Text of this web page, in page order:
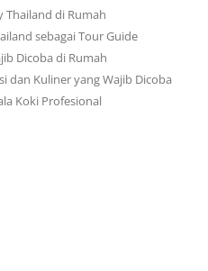
Thailand di Rumah
sebagai Tour Guide
Dicoba di Rumah
dan Kuliner yang Wajib Dicoba
Koki Profesional